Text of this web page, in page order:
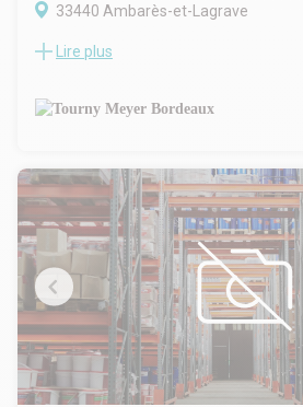
33440 Ambarès-et-Lagrave
A proximité de l'Autoroute A10, Tourny
3500 m² environ
La partie entrepôt de 3 146 m² est
aménagée, sa surface de 352 m²
facilement de nombreux
1700 m² de terrain et 40 places de
bien
Une offre rare et prisée sur ce secteur
Lire plus